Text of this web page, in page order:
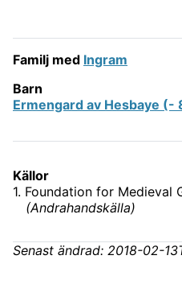
Familj med Ingram
Barn
Ermengard av Hesbaye (-
Källor
1. Foundation for Medieval
(Andrahandskälla)
Senast ändrad: 2018-02-